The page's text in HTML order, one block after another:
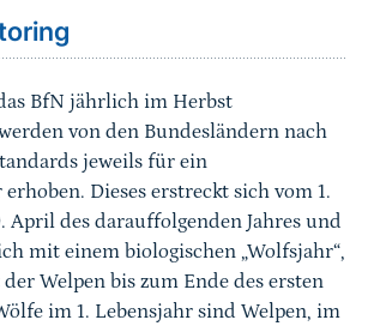
BfN jährlich im Herbst
von den Bundesländern nach
jeweils für ein
Dieses erstreckt sich vom 1.
April des darauffolgenden Jahres und
mit einem biologischen „Wolfsjahr“,
Welpen bis zum Ende des ersten
im 1. Lebensjahr sind Welpen, im